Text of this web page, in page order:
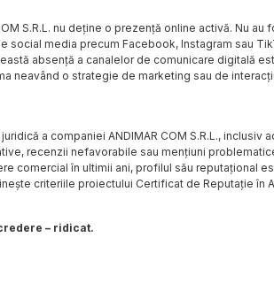
S.R.L. nu deține o prezență online activă. Nu
social media precum Facebook, Instagram sau
absență a canalelor de comunicare digitală
neavând o strategie de marketing sau de
a companiei ANDIMAR COM S.R.L., inclusiv
recenzii nefavorabile sau mențiuni
comercial în ultimii ani, profilul său reputațional
criteriile proiectului Certificat de Reputație în
– ridicat.